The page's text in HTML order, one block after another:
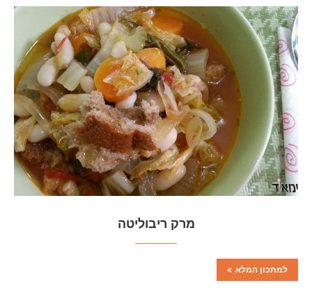
מרק ריבוליטה
למתכון המלא